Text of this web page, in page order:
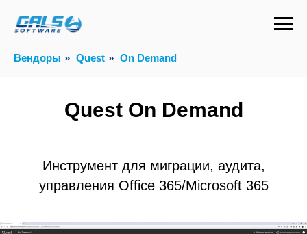
Вендоры » Quest » On Demand
Quest On Demand
Инструмент для миграции, аудита,
управления Office 365/Microsoft 365